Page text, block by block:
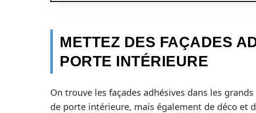
METTEZ DES FAÇADES
PORTE INTÉRIEURE
On trouve les façades adhésives dans les
de porte intérieure, mais également de déco et